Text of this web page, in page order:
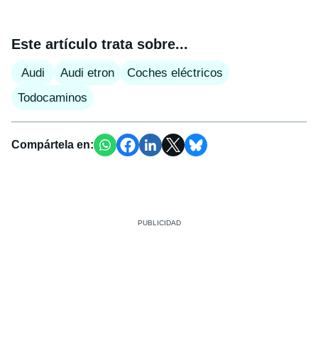
Este artículo trata sobre...
Audi Audi etron
Coches eléctricos
Todocaminos
Compártela en: